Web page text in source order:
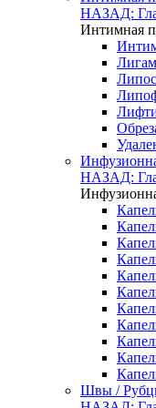
НАЗАД:
Интимная
НАЗАД:
Швы /